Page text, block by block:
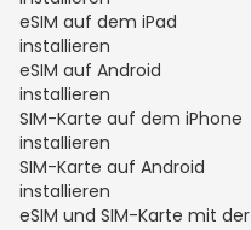
eSIM auf dem iPad
installieren
eSIM auf Android
installieren
SIM-Karte auf dem iPhone
installieren
SIM-Karte auf Android
installieren
eSIM und SIM-Karte mit der